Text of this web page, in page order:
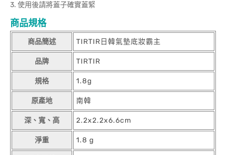
3. 使用後請將蓋子確實蓋緊
商品規格
商品簡述 TIRTIR日韓氣墊底妝霸主
品牌 TIRTIR
規格 1.8g
原產地 南韓
深、寬、高 2.2x2.2x6.6cm
淨重 1.8 g